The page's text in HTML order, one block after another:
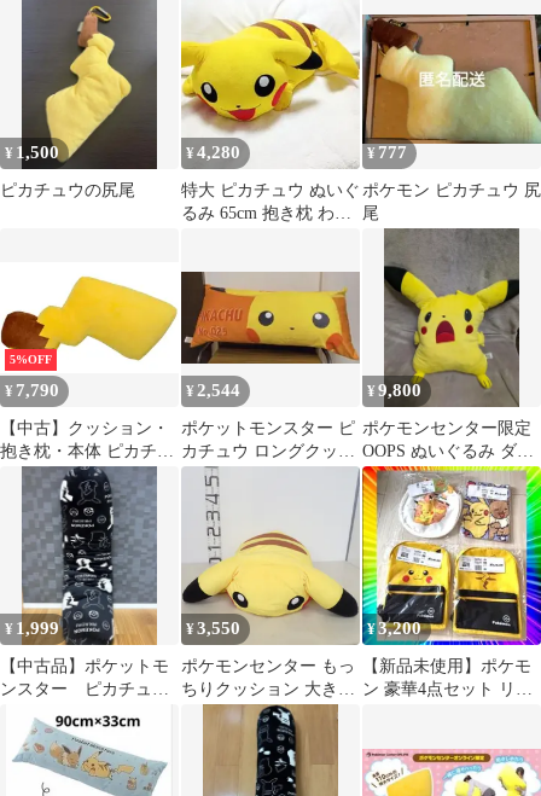
センター限定
¥ 1,500
ピカチュウの尻尾
¥4,280
特大 ピカチュウ ぬいぐ
るみ 65cm 抱き枕 わく
¥ 777
ポケモン ピカチュウ 尻
尾
5%OFF
¥ 7,790
【中古】クッション・
抱き枕・本体 ピカチュ
ウのしっぽ 抱き枕 「ポ
ケットモンスター」 ポ
ケモンセンター限定
¥ 2,544
ポケットモンスター ピ
カチュウ ロングクッシ
ョン
¥9,800
ポケモンセンター限定
OOPS ぬいぐるみ ダイ
カットクッション
¥ 1,999
【中古品】ポケットモ
ンスター ピカチュ
ウ 抱き枕 クッショ
¥3,550
ポケモンセンター もっ
ちりクッション 大きい
くったりピカチュウ 紙
タグ無 ポケットモンス
¥3,200
【新品未使用】ポケモ
ン 豪華4点セット リュ